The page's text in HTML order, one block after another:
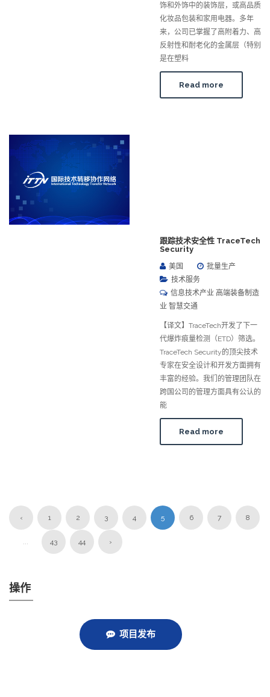
饰和外饰中的装饰层，或高品质
化妆品包装和家用电器。多年
来，公司已掌握了高附着力、高
反射性和耐老化的金属层（特别
是在塑料
Read more
跟踪技术安全性 TraceTech
Security
美国
批量生产
技术服务
信息技术产业 高端装备制造
业 智慧交通
【译文】TraceTech开发了下一
代爆炸痕量检测（ETD）筛选。
TraceTech Security的顶尖技术
专家在安全设计和开发方面拥有
丰富的经验。我们的管理团队在
跨国公司的管理方面具有公认的
能
Read more
‹ 1 2 3 4 5 6 7 8
... 43 44 ›
操作
项目发布